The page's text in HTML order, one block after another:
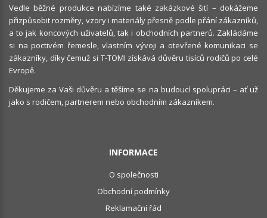
Vedle běžné produkce nabízíme také zakázkové šití – dokážeme
přizpůsobit rozměry, vzory i materiály přesně podle přání zákazníků,
a to jak koncových uživatelů, tak i obchodních partnerů. Zakládáme
si na poctivém řemesle, vlastním vývoji a otevřené komunikaci se
zákazníky, díky čemuž si T-TOMI získává důvěru tisíců rodičů po celé
Evropě.
Děkujeme za Vaši důvěru a těšíme se na budoucí spolupráci – ať už
jako s rodičem, partnerem nebo obchodním zákazníkem.
INFORMACE
O společnosti
Obchodní podmínky
Reklamační řád